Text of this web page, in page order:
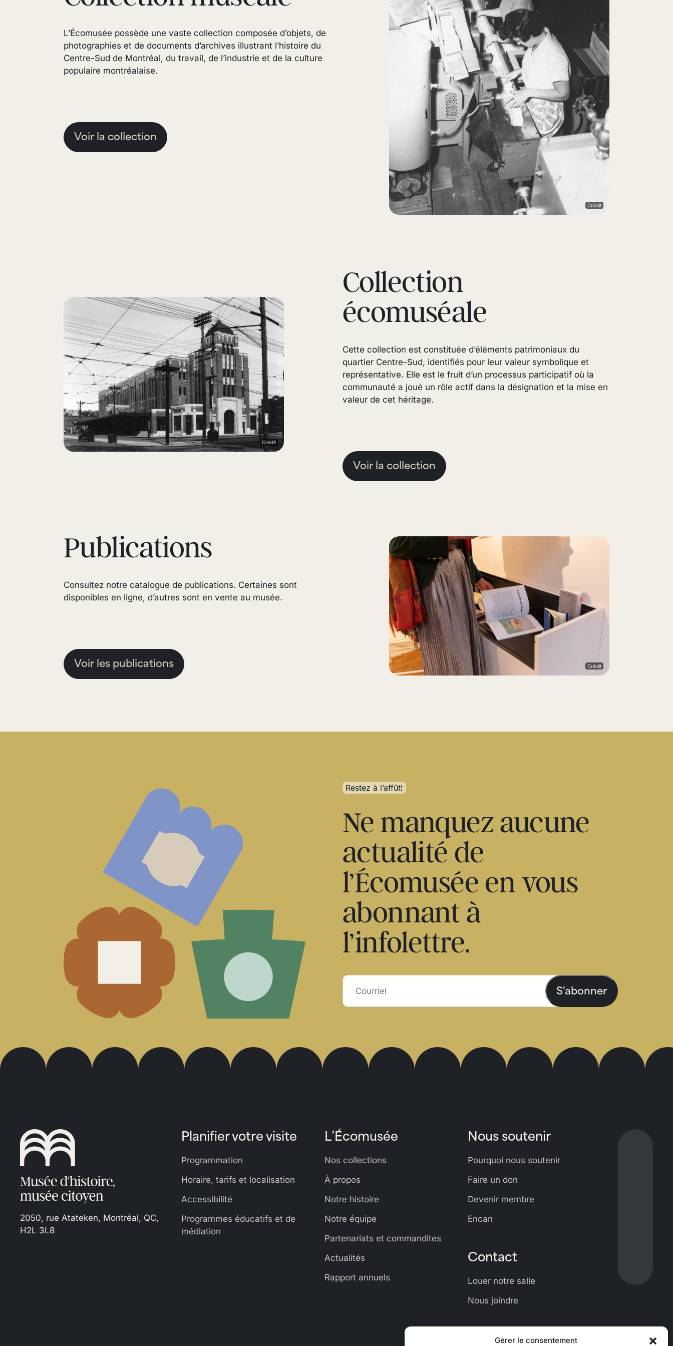
Gérer le consentement
Crédit
L’Écomusée possède une vaste collection composée d’objets, de
photographies et de documents d’archives illustrant l’histoire du
Centre-Sud de Montréal, du travail, de l’industrie et de la culture
populaire montréalaise.
Voir la collection
Crédit
Collection
écomuséale
Cette collection est constituée d’éléments patrimoniaux du
quartier Centre-Sud, identifiés pour leur valeur symbolique et
représentative. Elle est le fruit d’un processus participatif où la
communauté a joué un rôle actif dans la désignation et la mise en
valeur de cet héritage.
Voir la collection
Crédit
Publications
Consultez notre catalogue de publications. Certaines sont
disponibles en ligne, d’autres sont en vente au musée.
Voir les publications
Restez à l’affût!
Ne manquez aucune
actualité de
l’Écomusée en vous
abonnant à
l’infolettre.
Courriel
2050, rue Atateken, Montréal, QC,
H2L 3L8
Planifier votre visite
Programmation
Horaire, tarifs et localisation
Accessibilité
Programmes éducatifs et de
médiation
L’Écomusée
Nos collections
À propos
Notre histoire
Notre équipe
Partenariats et commandites
Actualités
Rapport annuels
Nous soutenir
Pourquoi nous soutenir
Faire un don
Devenir membre
Encan
Contact
Louer notre salle
Nous joindre